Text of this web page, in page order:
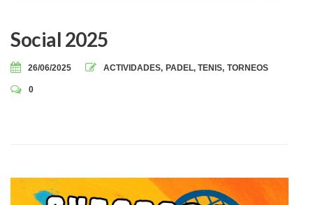
Social 2025
26/06/2025 ACTIVIDADES, PADEL, TENIS, TORNEOS
0